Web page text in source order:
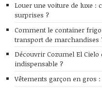
Louer une voiture de luxe :
surprises ?
Comment le container
transport de marchandises
Découvrir Cozumel El Cielo
indispensable ?
Vêtements garçon en gros